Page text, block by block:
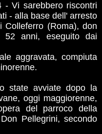
- Vi sarebbero riscontri
- alla base dell' arresto
(Roma), don
52 anni, eseguito dai
aggravata, compiuta
state avviate dopo la
oggi maggiorenne,
del parroco della
Pellegrini, secondo